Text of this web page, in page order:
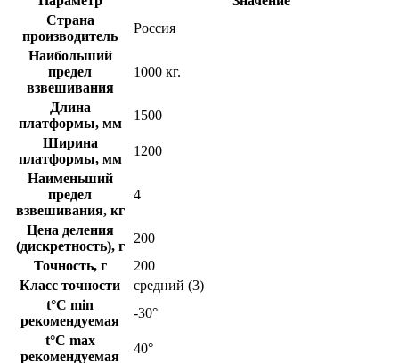
Страна
производитель
Россия
Наибольший
предел
взвешивания
1000 кг.
Длина
платформы, мм
1500
Ширина
платформы, мм
1200
Наименьший
предел
взвешивания, кг
4
Цена деления
(дискретность), г
200
Точность, г
200
Класс точности
средний (3)
t°C min
рекомендуемая
-30°
t°C max
рекомендуемая
40°